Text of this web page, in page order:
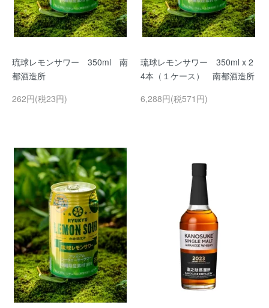
琉球レモンサワー 350ml 南
都酒造所
262円(税23円)
琉球レモンサワー 350ml x 2
4本（１ケース） 南都酒造所
6,288円(税571円)